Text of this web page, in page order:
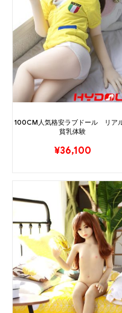
100CM人気格安ラブドール リア
貧乳体験
¥36,100